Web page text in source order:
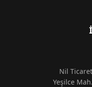
Nil
Yeşilce